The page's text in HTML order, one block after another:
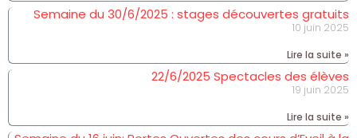
Semaine du 30/6/2025 : stages découvertes gratuits
10 juin 2025
Lire la suite »
22/6/2025 Spectacles des élèves
19 juin 2025
Lire la suite »